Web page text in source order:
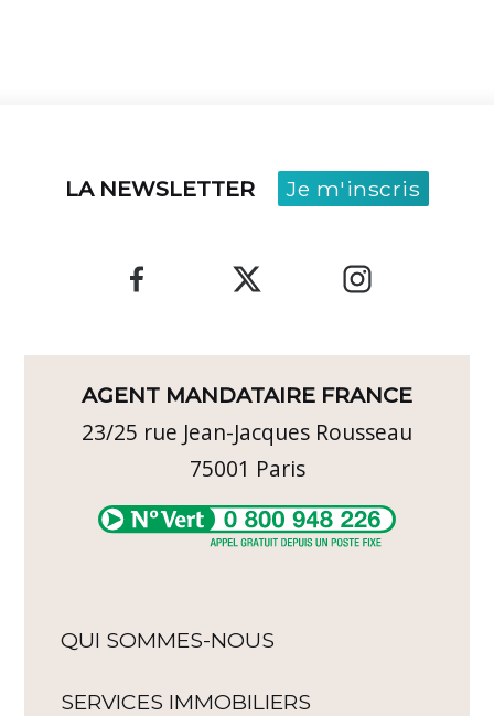
LA NEWSLETTER Je m'inscris
AGENT MANDATAIRE FRANCE
23/25 rue Jean-Jacques Rousseau
75001 Paris
QUI SOMMES-NOUS
SERVICES IMMOBILIERS